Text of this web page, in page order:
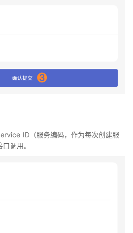
ID（服务编码，作为每次创建服
调用。